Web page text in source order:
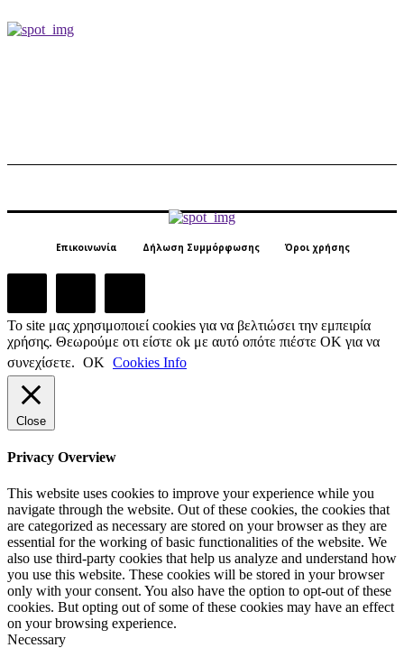
Επικοινωνία Δήλωση Συμμόρφωσης Όροι χρήσης
Το site μας χρησιμοποιεί cookies για να βελτιώσει την εμπειρία
χρήσης. Θεωρούμε οτι είστε ok με αυτό οπότε πιέστε ΟΚ για να
συνεχίσετε. ΟΚ Cookies Info
Close
Privacy Overview
This website uses cookies to improve your experience while you
navigate through the website. Out of these cookies, the cookies that
are categorized as necessary are stored on your browser as they are
essential for the working of basic functionalities of the website. We
also use third-party cookies that help us analyze and understand how
you use this website. These cookies will be stored in your browser
only with your consent. You also have the option to opt-out of these
cookies. But opting out of some of these cookies may have an effect
on your browsing experience.
Necessary